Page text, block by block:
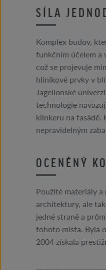
SÍLA
Komplex budov,
funkčním účelem a
což se projevuje
hliníkové prvky v
Jagellonské
technologie
klinkeru na fasádě.
nepravidelným
OCENĚNÝ
Použité materiály
architektury, ale
jedné straně a
tohoto místa. Byla
2004 získala